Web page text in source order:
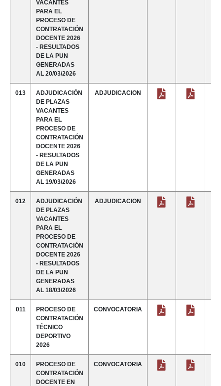
VACANTES
PARA EL
PROCESO DE
CONTRATACIÓN
DOCENTE 2026
- RESULTADOS
DE LA PUN
GENERADAS
AL 20/03/2026
013
ADJUDICACIÓN
DE PLAZAS
VACANTES
PARA EL
PROCESO DE
CONTRATACIÓN
DOCENTE 2026
- RESULTADOS
DE LA PUN
GENERADAS
AL 19/03/2026
ADJUDICACION
012
ADJUDICACIÓN
DE PLAZAS
VACANTES
PARA EL
PROCESO DE
CONTRATACIÓN
DOCENTE 2026
- RESULTADOS
DE LA PUN
GENERADAS
AL 18/03/2026
ADJUDICACION
011
PROCESO DE
CONTRATACIÓN
TÉCNICO
DEPORTIVO
2026
CONVOCATORIA
010
PROCESO DE
CONTRATACIÓN
DOCENTE EN
CONVOCATORIA